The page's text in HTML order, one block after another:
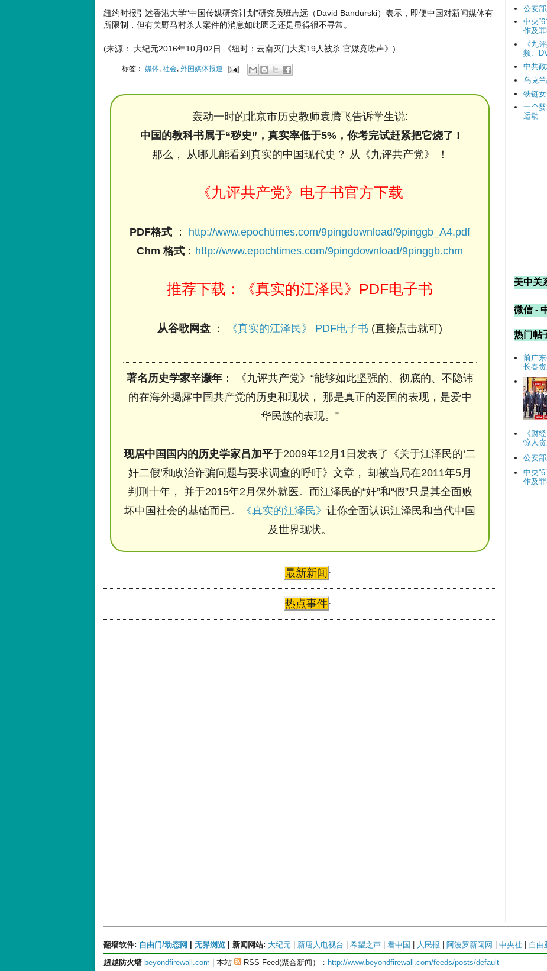
纽约时报引述香港大学“中国传媒研究计划”研究员班志远（David Bandurski）表示，即便中国对新闻媒体有
所限制，但有关野马村杀人案件的消息如此匮乏还是显得很不寻常。
(来源： 大纪元2016年10月02日 《纽时：云南灭门大案19人被杀 官媒竟噤声》)
标签：媒体 ,社会 ,外国媒体报道
轰动一时的北京市历史教师袁腾飞告诉学生说:
中国的教科书属于“秽史”，真实率低于5%，你考完试赶紧把它烧了 !
那么， 从哪儿能看到真实的中国现代史？ 从《九评共产党》 ！
《九评共产党》电子书官方下载
PDF格式 ： http://www.epochtimes.com/9pingdownload/9pinggb_A4.pdf
Chm 格式 ： http://www.epochtimes.com/9pingdownload/9pinggb.chm
推荐下载：《真实的江泽民》PDF电子书
从谷歌网盘 ： 《真实的江泽民》 PDF电子书 (直接点击就可)
著名历史学家辛灏年： 《九评共产党》“能够如此坚强的、彻底的、不隐讳
的在海外揭露中国共产党的历史和现状， 那是真正的爱国的表现，是爱中
华民族的表现。”
现居中国国内的历史学家吕加平于2009年12月1日发表了《关于江泽民的‘二
奸二假’和政治诈骗问题与要求调查的呼吁》文章， 却被当局在2011年5月
判刑十年， 并于2015年2月保外就医。而江泽民的“奸”和“假”只是其全面败
坏中国社会的基础而已。
《真实的江泽民》 让你全面认识江泽民和当代中国
及世界现状。
最新新闻 :
热点事件 :
公安
中央
作及
《九
频、
中共
乌克
铁链
一个
运动
美中关
微信 -
热门帖
前广
长春
《财
惊人
公安
中央
作及
翻墙软件: 自由门/动态网 无界浏览 新闻网站: 大纪元 新唐人电视台 希望之声 看中国 人民报 阿波罗新闻网 中央社 自由
超越防火墙 beyondfirewall.com | 本站 RSS Feed(聚合新闻）： http://www.beyondfirewall.com/feeds/posts/default